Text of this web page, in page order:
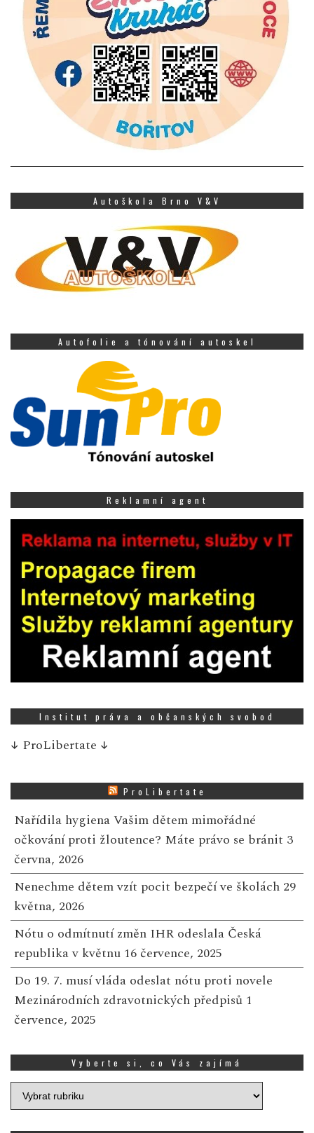
Autoškola Brno V&V
Autofolie a tónování autoskel
Reklamní agent
Institut práva a občanských svobod
↓ ProLibertate ↓
ProLibertate
Nařídila hygiena Vašim dětem mimořádné
očkování proti žloutence? Máte právo se bránit 3
června, 2026
Nenechme dětem vzít pocit bezpečí ve školách 29
května, 2026
Nótu o odmítnutí změn IHR odeslala Česká
republika v květnu 16 července, 2025
Do 19. 7. musí vláda odeslat nótu proti novele
Mezinárodních zdravotnických předpisů 1
července, 2025
Vyberte si, co Vás zajímá
Vyberte
si,